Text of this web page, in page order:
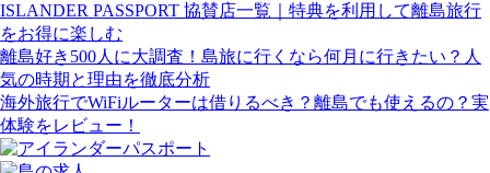
ISLANDER PASSPORT 協賛店一覧｜特典を利用して離島旅行
をお得に楽しむ
離島好き500人に大調査！島旅に行くなら何月に行きたい？人
気の時期と理由を徹底分析
海外旅行でWiFiルーターは借りるべき？離島でも使えるの？実
体験をレビュー！